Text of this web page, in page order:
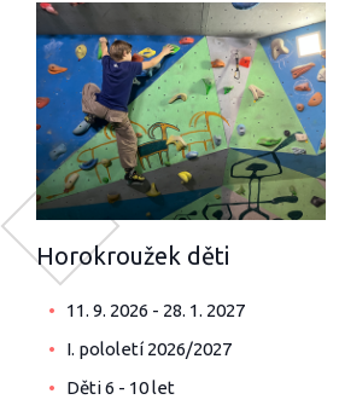
Horokroužek děti
11. 9. 2026 - 28. 1. 2027
I. pololetí 2026/2027
Děti 6 - 10 let